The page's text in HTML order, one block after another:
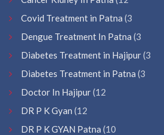
Covid Treatment in Patna (3
Dengue Treatment In Patna (3
Diabetes Treatment in Hajipur(3
Diabetes Treatment in Patna (3
Doctor In Hajipur(12
DR P K Gyan (12
DR P K GYAN Patna (10